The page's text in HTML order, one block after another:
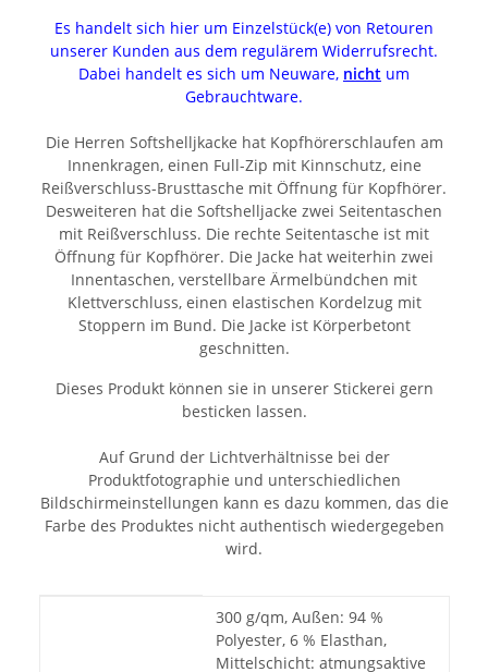
Es handelt sich hier um Einzelstück(e) von Retouren
unserer Kunden aus dem regulärem Widerrufsrecht.
Dabei handelt es sich um Neuware, nicht um
Gebrauchtware.
Die Herren Softshelljkacke hat Kopfhörerschlaufen am
Innenkragen, einen Full-Zip mit Kinnschutz, eine
Reißverschluss-Brusttasche mit Öffnung für Kopfhörer.
Desweiteren hat die Softshelljacke zwei Seitentaschen
mit Reißverschluss. Die rechte Seitentasche ist mit
Öffnung für Kopfhörer. Die Jacke hat weiterhin zwei
Innentaschen, verstellbare Ärmelbündchen mit
Klettverschluss, einen elastischen Kordelzug mit
Stoppern im Bund. Die Jacke ist Körperbetont
geschnitten.
Dieses Produkt können sie in unserer Stickerei gern
besticken lassen.
Auf Grund der Lichtverhältnisse bei der
Produktfotographie und unterschiedlichen
Bildschirmeinstellungen kann es dazu kommen, das die
Farbe des Produktes nicht authentisch wiedergegeben
wird.
300 g/qm, Außen: 94 %
Polyester, 6 % Elasthan,
Mittelschicht: atmungsaktive